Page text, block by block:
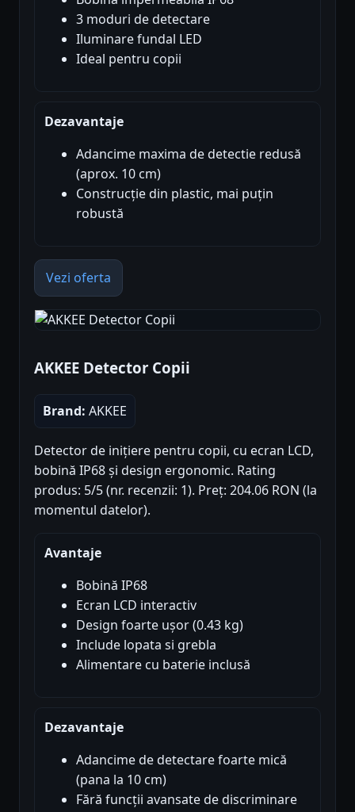
3 moduri de detectare
Iluminare fundal LED
Ideal pentru copii
Dezavantaje
Adancime maxima de detectie redusă
(aprox. 10 cm)
Construcție din plastic, mai puțin
robustă
Vezi oferta
AKKEE Detector Copii
Brand: AKKEE
Detector de inițiere pentru copii, cu ecran LCD,
bobină IP68 și design ergonomic. Rating
produs: 5/5 (nr. recenzii: 1). Preț: 204.06 RON (la
momentul datelor).
Avantaje
Bobină IP68
Ecran LCD interactiv
Design foarte ușor (0.43 kg)
Include lopata si grebla
Alimentare cu baterie inclusă
Dezavantaje
Adancime de detectare foarte mică
(pana la 10 cm)
Fără funcții avansate de discriminare